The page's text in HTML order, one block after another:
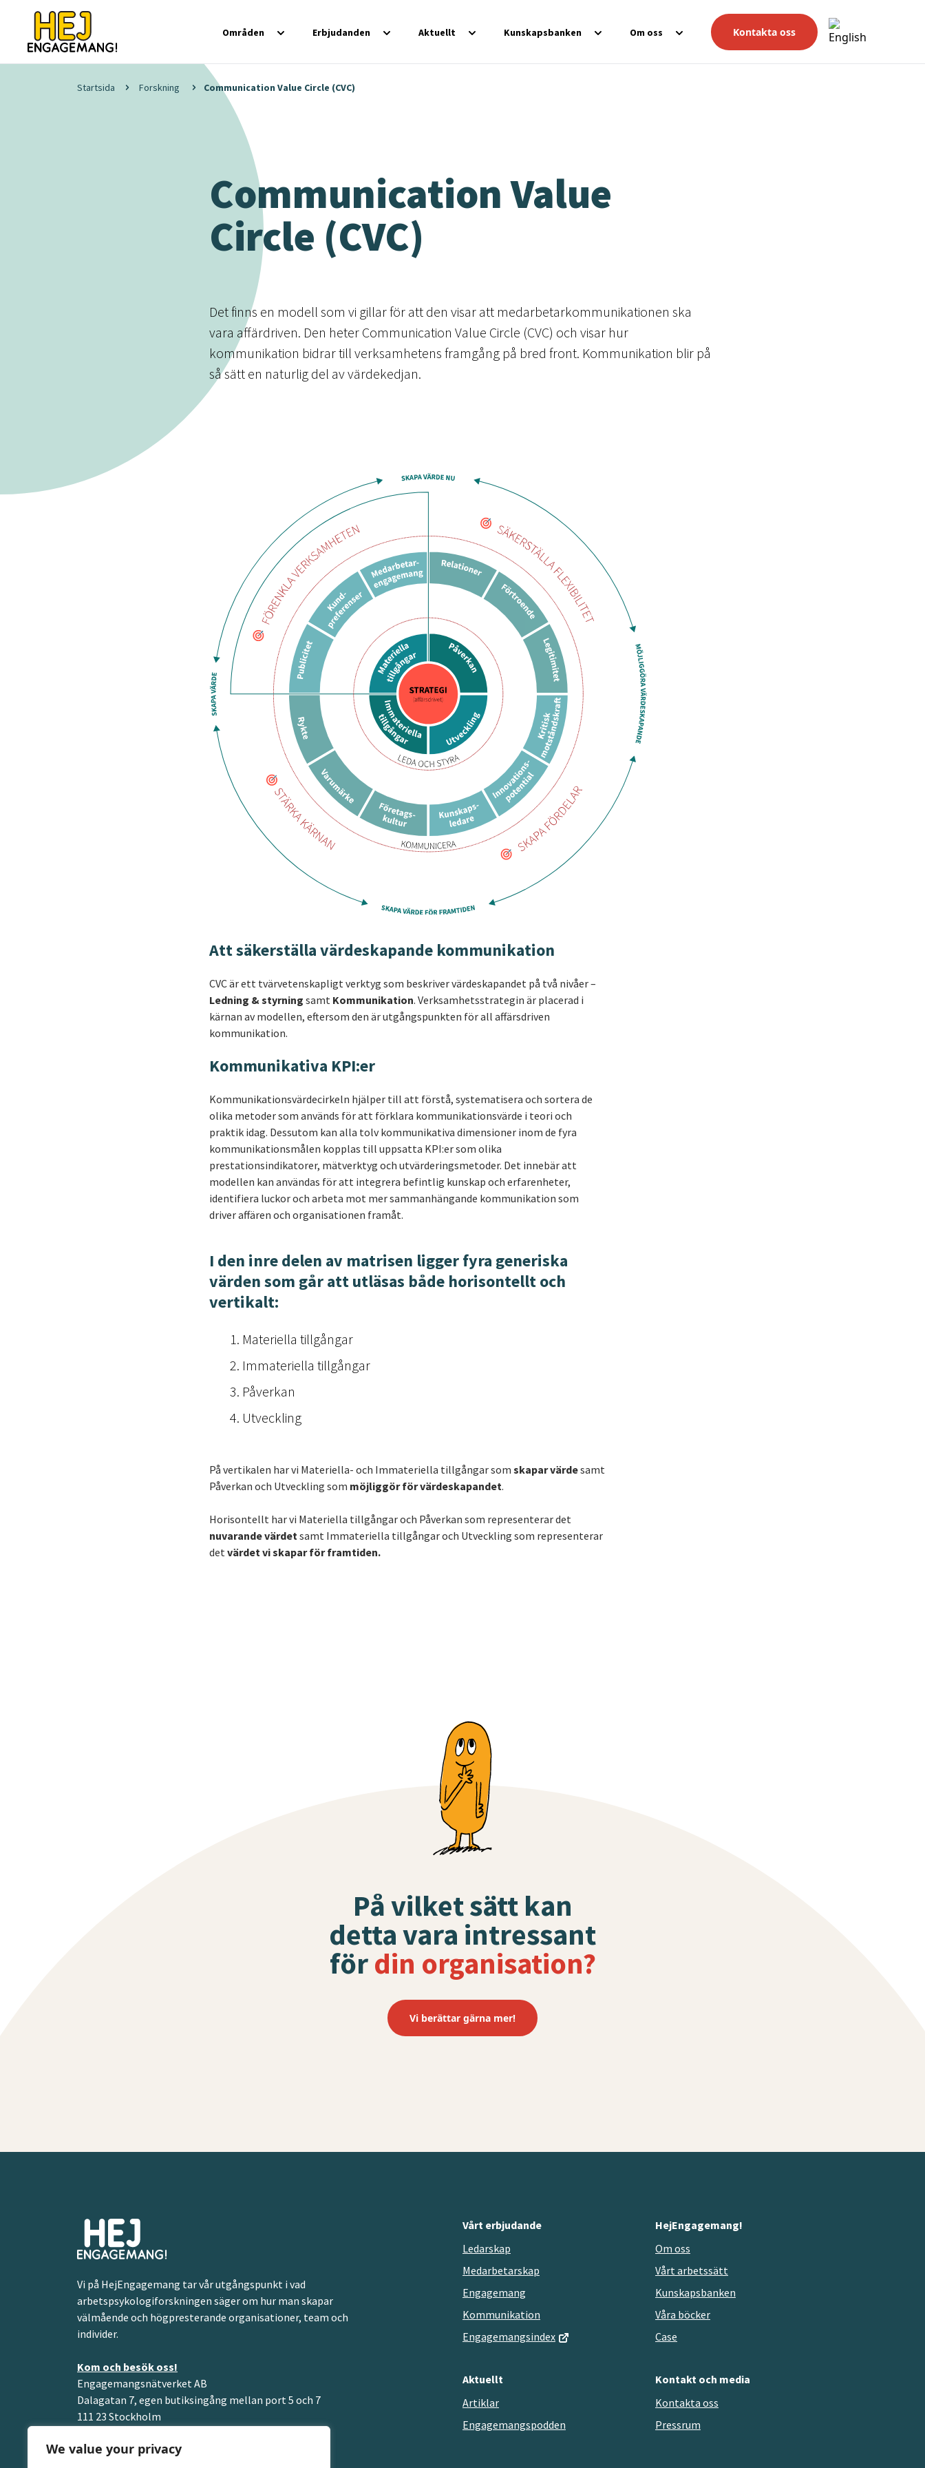
We value your privacy
Områden Erbjudanden Aktuellt Kunskapsbanken Om oss Kontakta oss
Startsida Forskning Communication Value Circle (CVC)
Communication Value
Circle (CVC)
Det finns en modell som vi gillar för att den visar att medarbetarkommunikationen ska
vara affärdriven. Den heter Communication Value Circle (CVC) och visar hur
kommunikation bidrar till verksamhetens framgång på bred front. Kommunikation blir på
så sätt en naturlig del av värdekedjan.
Att säkerställa värdeskapande kommunikation
CVC är ett tvärvetenskapligt verktyg som beskriver värdeskapandet på två nivåer –
Ledning & styrning samt Kommunikation. Verksamhetsstrategin är placerad i
kärnan av modellen, eftersom den är utgångspunkten för all affärsdriven
kommunikation.
Kommunikativa KPI:er
Kommunikationsvärdecirkeln hjälper till att förstå, systematisera och sortera de
olika metoder som används för att förklara kommunikationsvärde i teori och
praktik idag. Dessutom kan alla tolv kommunikativa dimensioner inom de fyra
kommunikationsmålen kopplas till uppsatta KPI:er som olika
prestationsindikatorer, mätverktyg och utvärderingsmetoder. Det innebär att
modellen kan användas för att integrera befintlig kunskap och erfarenheter,
identifiera luckor och arbeta mot mer sammanhängande kommunikation som
driver affären och organisationen framåt.
I den inre delen av matrisen liggerfyra generiska
värdensom går att utläsas både horisontellt och
vertikalt:
Materiella tillgångar
Immateriella tillgångar
Påverkan
Utveckling
På vertikalen har vi Materiella- och Immateriella tillgångar som skapar värdesamt
Påverkan och Utveckling som möjliggör för värdeskapandet.
Horisontellt har vi Materiella tillgångar och Påverkan som representerar det
nuvarande värdet samt Immateriella tillgångar och Utveckling som representerar
det värdet vi skapar för framtiden.
På vilket sätt kan
detta vara intressant
fördin organisation?
Vi berättar gärna mer!
Vi på HejEngagemang tar vår utgångspunkt i vad
arbetspsykologiforskningen säger om hur man skapar
välmående och högpresterande organisationer, team och
individer.
Kom och besök oss!
Engagemangsnätverket AB
Dalagatan 7, egen butiksingång mellan port 5 och 7
111 23 Stockholm
Vårt erbjudande
Ledarskap
Medarbetarskap
Engagemang
Kommunikation
Engagemangsindex
HejEngagemang!
Om oss
Vårt arbetssätt
Kunskapsbanken
Våra böcker
Case
Aktuellt
Artiklar
Engagemangspodden
Kontakt och media
Kontakta oss
Pressrum